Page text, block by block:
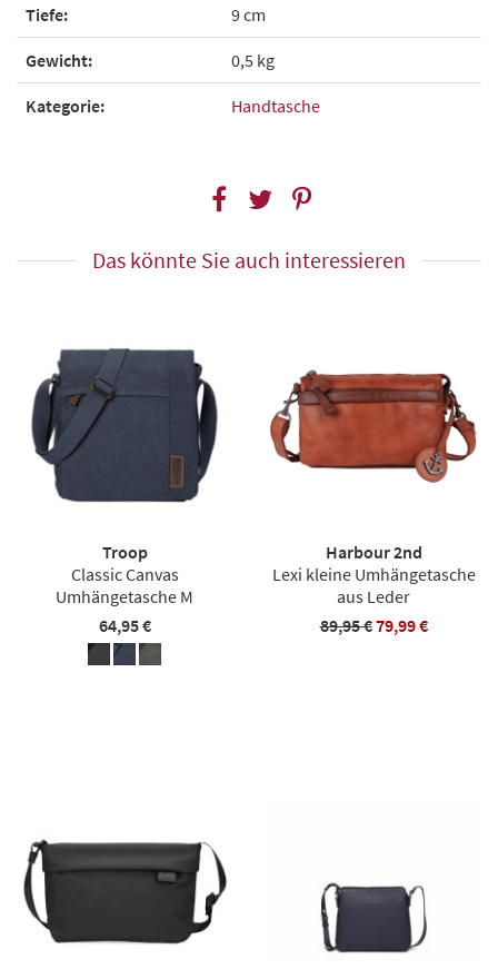
Tiefe: 9 cm
Gewicht: 0,5 kg
Kategorie: Handtasche
Das könnte Sie auch interessieren
Troop
Classic Canvas
Umhängetasche M
64,95 €
Harbour 2nd
Lexi kleine Umhängetasche
aus Leder
89,95 €79,99 €